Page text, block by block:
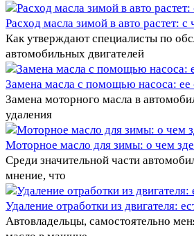
Расход масла зимой в авто растет: с
Как утверждают специалисты по
автомобильных двигателей
Замена масла с помощью насоса: ее
Замена моторного масла в
удаления
Моторное масло для зимы: о чем
Среди значительной части
мнение, что
Удаление отработки из двигателя:
Автовладельцы, самостоятельно